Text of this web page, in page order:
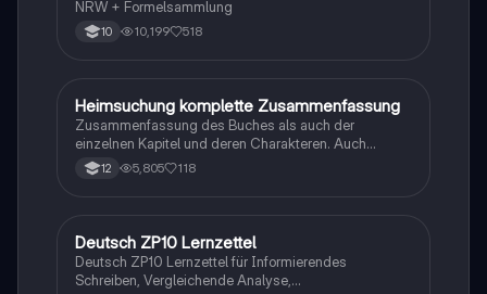
NRW + Formelsammlung
10 10,199 518
Deutsch
Heimsuchung komplette Zusammenfassung
Zusammenfassung des Buches als auch der
einzelnen Kapitel und deren Charakteren. Auch
tabellarisch. Im Unterricht ohne KI erstellt
12 5,805 118
Deutsch
Deutsch ZP10 Lernzettel
Deutsch ZP10 Lernzettel für Informierendes
Schreiben, Vergleichende Analyse,